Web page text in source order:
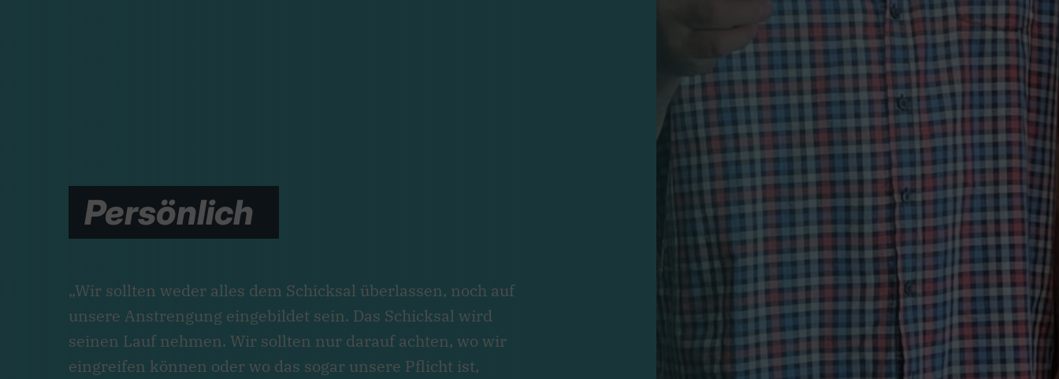
Persönlich
„Wir sollten weder alles dem Schicksal überlassen, noch auf
unsere Anstrengung eingebildet sein. Das Schicksal wird
seinen Lauf nehmen. Wir sollten nur darauf achten, wo wir
eingreifen können oder wo das sogar unsere Pflicht ist,